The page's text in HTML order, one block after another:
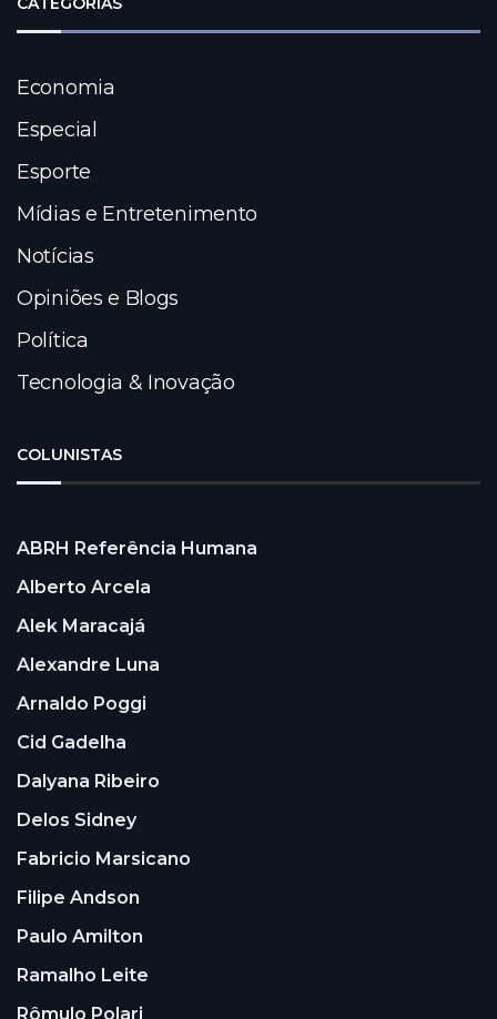
Economia
Especial
Esporte
Mídias e Entretenimento
Notícias
Opiniões e Blogs
Política
Tecnologia & Inovação
COLUNISTAS
ABRH Referência Humana
Alberto Arcela
Alek Maracajá
Alexandre Luna
Arnaldo Poggi
Cid Gadelha
Dalyana Ribeiro
Delos Sidney
Fabricio Marsicano
Filipe Andson
Paulo Amilton
Ramalho Leite
Rômulo Polari